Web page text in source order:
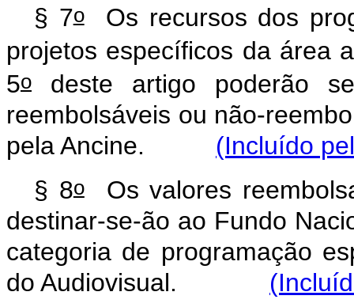
§ 7oOs recursos dos
projetos específicos da área
5o deste artigo poderão
reembolsáveis ou não-
pela Ancine. (Incluído
§ 8oOs valores
destinar-se-ão ao Fundo
categoria de programação
do Audiovisual.